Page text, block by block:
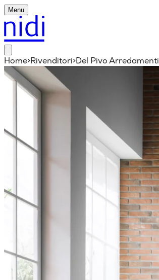
Menu
Home>Rivenditori>Del Pivo Arredamenti